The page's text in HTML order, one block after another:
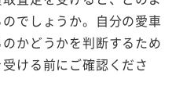
でしょうか。自分の愛車
かどうかを判断するため
ける前にご確認くださ